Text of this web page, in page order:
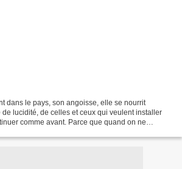
dans le pays, son angoisse, elle se nourrit
lucidité, de celles et ceux qui veulent installer
comme avant. Parce que quand on ne